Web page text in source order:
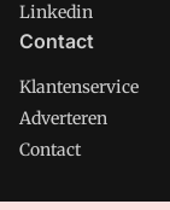
Linkedin
Contact
Klantenservice
Adverteren
Contact